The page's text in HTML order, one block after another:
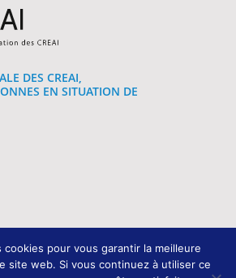
DES CREAI,
EN SITUATION DE
cookies pour vous garantir la meilleure
site web. Si vous continuez à utiliser ce